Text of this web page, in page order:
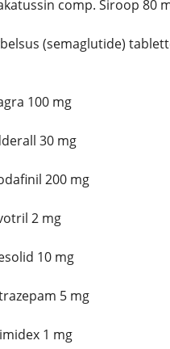
comp. Siroop 80
(semaglutide)
100 mg
30 mg
200 mg
2 mg
10 mg
5 mg
1 mg